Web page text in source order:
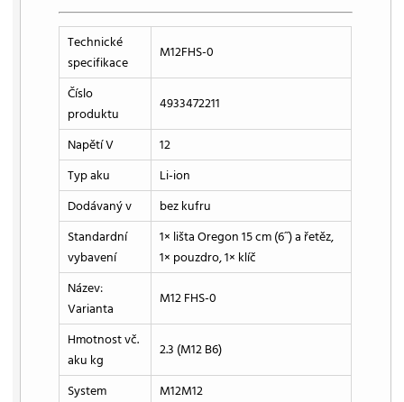
Technické
specifikace
M12FHS-0
Číslo
produktu
4933472211
Napětí V
12
Typ aku
Li-ion
Dodávaný v
bez kufru
Standardní
vybavení
1× lišta Oregon 15 cm (6˝) a řetěz,
1× pouzdro, 1× klíč
Název:
Varianta
M12 FHS-0
Hmotnost vč.
aku kg
2.3 (M12 B6)
System
M12M12